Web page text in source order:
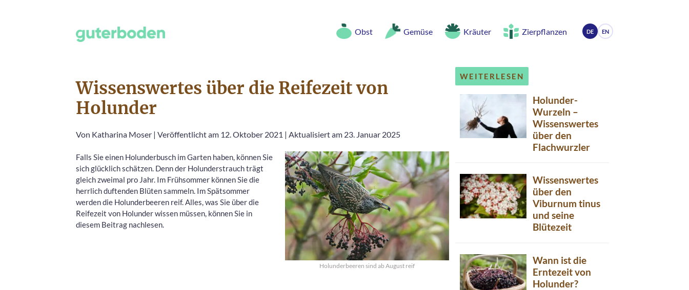
Obst Gemüse Kräuter Zierpflanzen DE EN
Wissenswertes über die Reifezeit von
Holunder
Von Katharina Moser | Veröffentlicht am 12. Oktober 2021 | Aktualisiert am 23. Januar 2025
Holunderbeeren sind ab August reif
Falls Sie einen Holunderbusch im Garten haben, können Sie
sich glücklich schätzen. Denn der Holunderstrauch trägt
gleich zweimal pro Jahr. Im Frühsommer können Sie die
herrlich duftenden Blüten sammeln. Im Spätsommer
werden die Holunderbeeren reif. Alles, was Sie über die
Reifezeit von Holunder wissen müssen, können Sie in
diesem Beitrag nachlesen.
WEITERLESEN
Holunder-
Wurzeln –
Wissenswertes
über den
Flachwurzler
Wissenswertes
über den
Viburnum tinus
und seine
Blütezeit
Wann ist die
Erntezeit von
Holunder?